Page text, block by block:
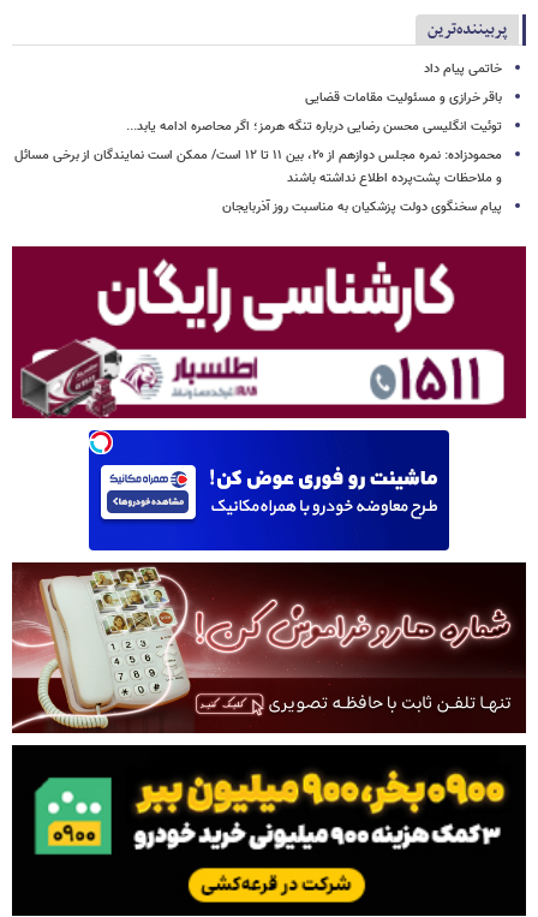
پربیننده‌ترین
خاتمی پیام داد
باقر خرازی و مسئولیت مقامات قضایی
توئیت انگلیسی محسن رضایی درباره تنگه هرمز؛ اگر محاصره ادامه یابد...
محمودزاده: نمره مجلس دوازهم از ۲۰، بین ۱۱ تا ۱۲ است/ ممکن است نمایندگان از برخی مسائل
و ملاحظات پشت‌پرده اطلاع نداشته باشند
پیام سخنگوی دولت پزشکیان به مناسبت روز آذربایجان